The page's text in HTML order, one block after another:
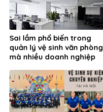
Sai lầm phổ biến trong
quản lý vệ sinh văn phòng
mà nhiều doanh nghiệp